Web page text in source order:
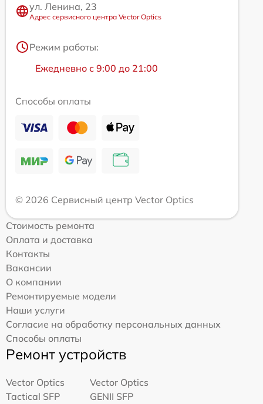
ул. Ленина, 23
Адрес сервисного центра Vector Optics
Режим работы:
Ежедневно с 9:00 до 21:00
Способы оплаты
© 2026 Сервисный центр Vector Optics
Стоимость ремонта
Оплата и доставка
Контакты
Вакансии
О компании
Ремонтируемые модели
Наши услуги
Согласие на обработку персональных данных
Способы оплаты
Ремонт устройств
Vector Optics
Tactical SFP
Vector Optics
GENII SFP